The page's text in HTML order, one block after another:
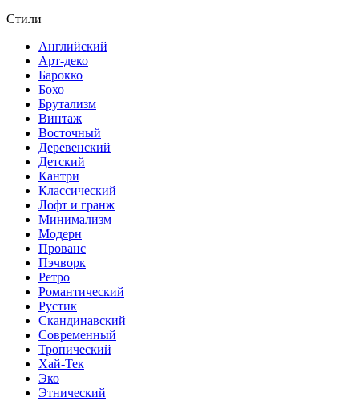
Стили
Английский
Арт-деко
Барокко
Бохо
Брутализм
Винтаж
Восточный
Деревенский
Детский
Кантри
Классический
Лофт и гранж
Минимализм
Модерн
Прованс
Пэчворк
Ретро
Романтический
Рустик
Скандинавский
Современный
Тропический
Хай-Тек
Эко
Этнический